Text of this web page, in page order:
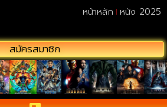
สมัครสมาชิก
หน้าหลัก หนัง 2025